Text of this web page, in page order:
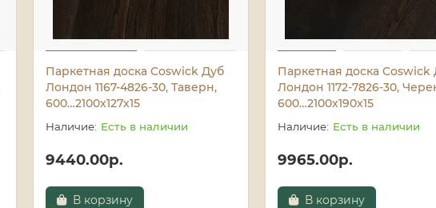
Паркетная доска Coswick Дуб
Лондон 1167-4826-30, Таверн,
600…2100x127x15
Есть в наличии
9440.00р.
В корзину
Паркетная доска Coswick
Лондон 1172-7826-30,
600…2100x190x15
Есть в наличии
9965.00р.
В корзину